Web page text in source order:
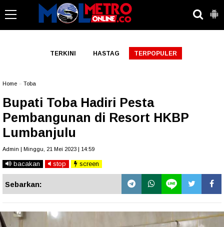
TERKINI HASTAG TERPOPULER
Home Toba
Bupati Toba Hadiri Pesta
Pembangunan di Resort HKBP
Lumbanjulu
Admin | Minggu, 21 Mei 2023 | 14:59
bacakan stop screen
Sebarkan: